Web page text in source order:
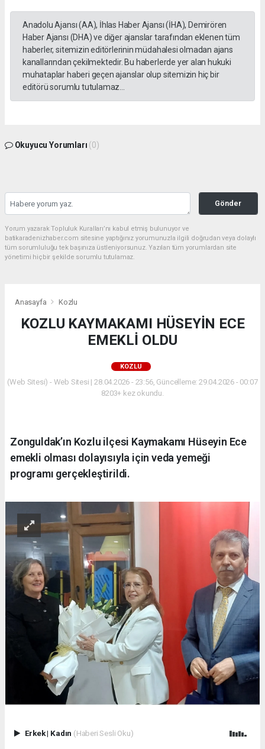
Anadolu Ajansı (AA), İhlas Haber Ajansı (İHA), Demirören
Haber Ajansı (DHA) ve diğer ajanslar tarafından eklenen tüm
haberler, sitemizin editörlerinin müdahalesi olmadan ajans
kanallarından çekilmektedir. Bu haberlerde yer alan hukuki
muhataplar haberi geçen ajanslar olup sitemizin hiç bir
editörü sorumlu tutulamaz...
Okuyucu Yorumları (0)
Gönder
Yorum yazarak Topluluk Kuralları’nı kabul etmiş bulunuyor ve
batikaradenizhaber.com sitesine yaptığınız yorumunuzla ilgili doğrudan veya dolaylı
tüm sorumluluğu tek başınıza üstleniyorsunuz. Yazılan tüm yorumlardan site
yönetimi hiçbir şekilde sorumlu tutulamaz.
Anasayfa Kozlu
KOZLU KAYMAKAMI HÜSEYİN ECE
EMEKLİ OLDU
KOZLU
(Web Sitesi) - Web Sitesi | 28.04.2026 - 23:56, Güncelleme: 29.04.2026 - 00:07
8203+ kez okundu.
Zonguldak’ın Kozlu ilçesi Kaymakamı Hüseyin Ece
emekli olması dolayısıyla için veda yemeği
programı gerçekleştirildi.
Erkek| Kadın (Haberi Sesli Oku)